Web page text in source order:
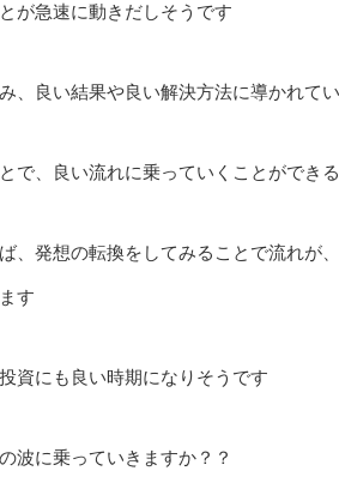
が急速に動きだしそうです
、良い結果や良い解決方法に導かれて
で、良い流れに乗っていくことができ
、発想の転換をしてみることで流れが
す
資にも良い時期になりそうです
波に乗っていきますか？？